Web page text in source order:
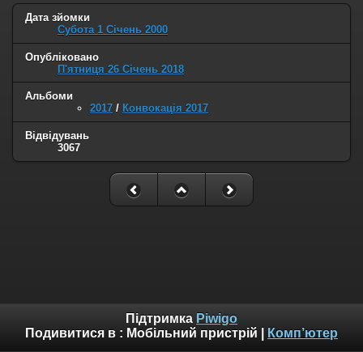
Дата зйомки
Субота 1 Січень 2000
Опубліковано
П'ятниця 26 Січень 2018
Альбоми
2017 / Конвокація 2017
Відвідувань
3067
Підтримка Piwigo
Подивитися в : Мобільний пристрій Комп’ютер